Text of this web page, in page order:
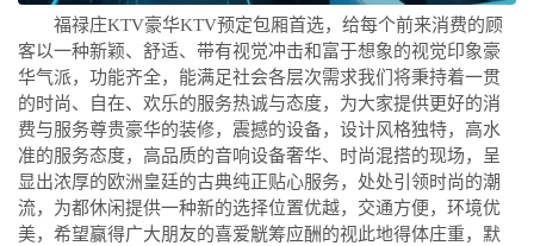
福禄庄KTV豪华KTV预定包厢首选，给每个前来消费的顾
客以一种新颖、舒适、带有视觉冲击和富于想象的视觉印象豪
华气派，功能齐全，能满足社会各层次需求我们将秉持着一贯
的时尚、自在、欢乐的服务热诚与态度，为大家提供更好的消
费与服务尊贵豪华的装修，震撼的设备，设计风格独特，高水
准的服务态度，高品质的音响设备奢华、时尚混搭的现场，呈
显出浓厚的欧洲皇廷的古典纯正贴心服务，处处引领时尚的潮
流，为都休闲提供一种新的选择位置优越，交通方便，环境优
美，希望赢得广大朋友的喜爱觥筹应酬的视此地得体庄重，默